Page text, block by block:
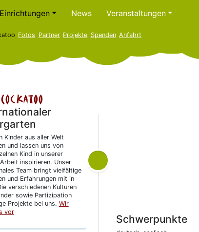
Einrichtungen News Veranstaltungen
Fotos Partner Projekte Spenden Anfahrt
Kinder aus aller Welt
und lassen uns von
Kind in unserer
inspirieren. Unser
Team bringt vielfältige
und Erfahrungen mit in
verschiedenen Kulturen
sowie Partizipation
Projekte bei uns. Wir
vor
Schwerpunkte